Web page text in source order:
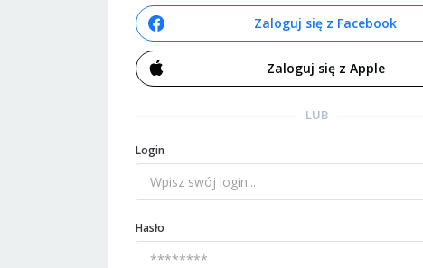
Zaloguj się z Facebook
Zaloguj się z Apple
LUB
Login
Hasło